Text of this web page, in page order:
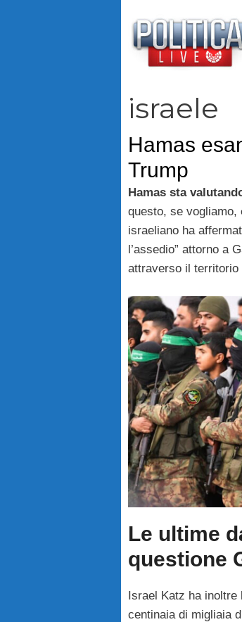
israele
Hamas
Trump
Hamas sta
questo, se
israeliano ha
l’assedio” attorno a
attraverso il
Le ultime
questione
Israel Katz ha inoltre
centinaia di migliaia